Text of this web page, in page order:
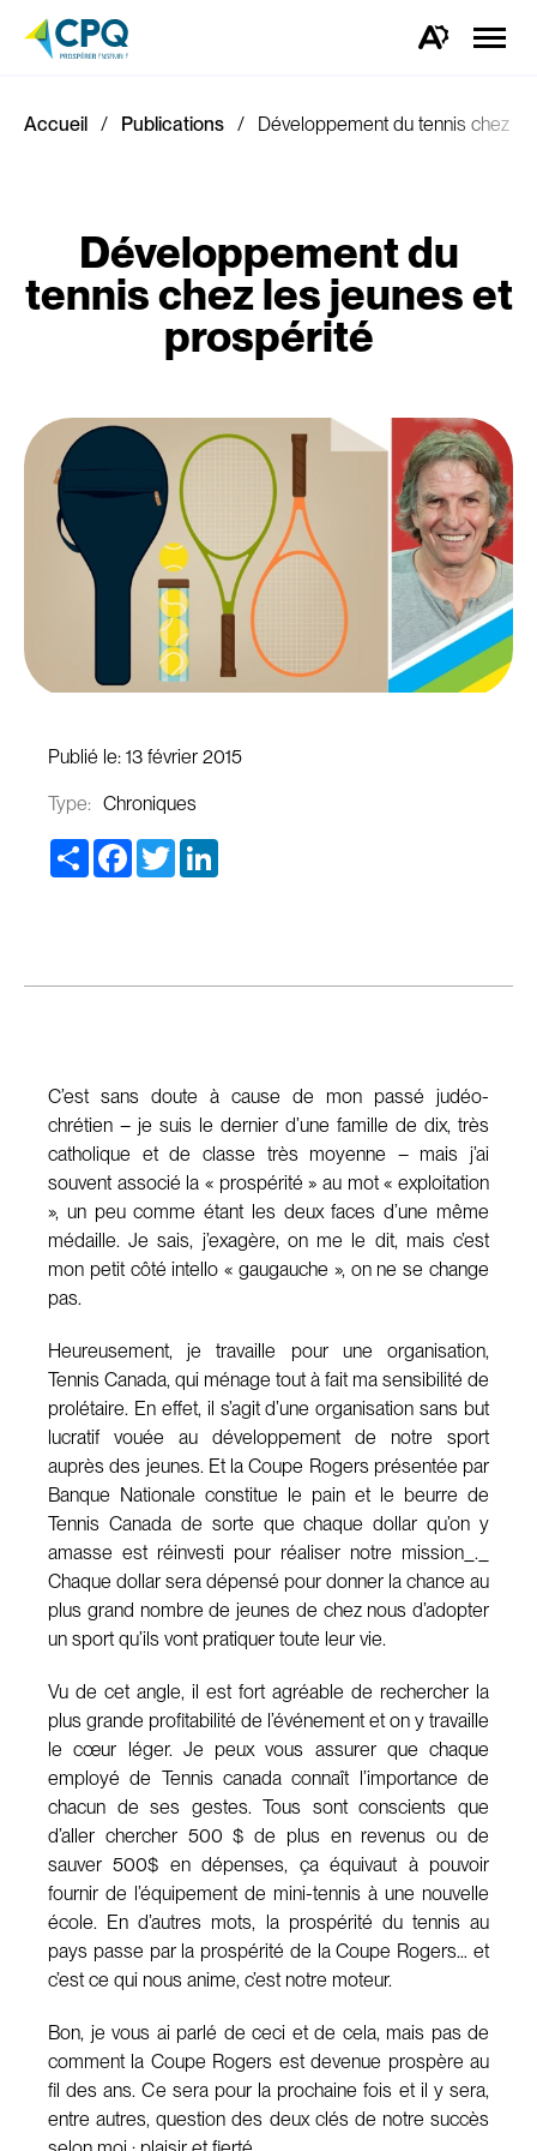
Ouvrez
d'accessibilité.
la
Accueil Publications Développement du tennis chez
Développement du
tennis chez les jeunes et
prospérité
Publié le: 13 février 2015
Type: Chroniques
Share Facebook
Twitter
C’est sans doute à cause de mon passé judéo-
chrétien – je suis le dernier d’une famille de dix, très
catholique et de classe très moyenne – mais j’ai
souvent associé la « prospérité » au mot « exploitation
», un peu comme étant les deux faces d’une même
médaille. Je sais, j’exagère, on me le dit, mais c’est
mon petit côté intello « gaugauche », on ne se change
pas.
Heureusement, je travaille pour une organisation,
Tennis Canada, qui ménage tout à fait ma sensibilité de
prolétaire. En effet, il s’agit d’une organisation sans but
lucratif vouée au développement de notre sport
auprès des jeunes. Et la Coupe Rogers présentée par
Banque Nationale constitue le pain et le beurre de
Tennis Canada de sorte que chaque dollar qu’on y
amasse est réinvesti pour réaliser notre mission_._
Chaque dollar sera dépensé pour donner la chance au
plus grand nombre de jeunes de chez nous d’adopter
un sport qu’ils vont pratiquer toute leur vie.
Vu de cet angle, il est fort agréable de rechercher la
plus grande profitabilité de l’événement et on y travaille
le cœur léger. Je peux vous assurer que chaque
employé de Tennis canada connaît l’importance de
chacun de ses gestes. Tous sont conscients que
d’aller chercher 500 $ de plus en revenus ou de
sauver 500$ en dépenses, ça équivaut à pouvoir
fournir de l’équipement de mini-tennis à une nouvelle
école. En d’autres mots, la prospérité du tennis au
pays passe par la prospérité de la Coupe Rogers… et
c’est ce qui nous anime, c’est notre moteur.
Bon, je vous ai parlé de ceci et de cela, mais pas de
comment la Coupe Rogers est devenue prospère au
fil des ans. Ce sera pour la prochaine fois et il y sera,
entre autres, question des deux clés de notre succès